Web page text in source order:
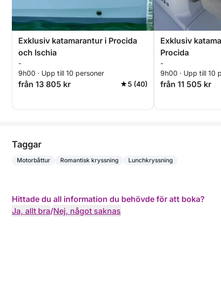
Exklusiv katamarantur i Procida
och Ischia
-
9h00 · Upp till 10 personer
från 13 805 kr 5 (40)
Exklusiv
Procida
-
9h00 · Upp till 10
från 11 505 kr
Taggar
Motorbåttur Romantisk kryssning Lunchkryssning
Hittade du all information du behövde för att boka?
Ja, allt bra/Nej, något saknas